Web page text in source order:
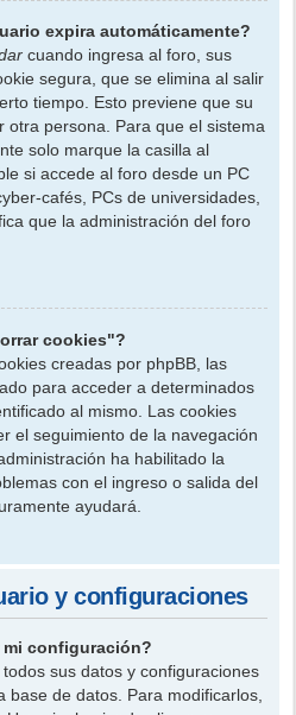
expira automáticamente?
cuando ingresa al foro, sus
segura, que se elimina al salir
tiempo. Esto previene que su
otra persona. Para que el sistema
solo marque la casilla al
si accede al foro desde un PC
cafés, PCs de universidades,
que la administración del foro
cookies"?
creadas por phpBB, las
para acceder a determinados
al mismo. Las cookies
el seguimiento de la navegación
ha habilitado la
con el ingreso o salida del
ayudará.
y configuraciones
mi configuración?
sus datos y configuraciones
base de datos. Para modificarlos,